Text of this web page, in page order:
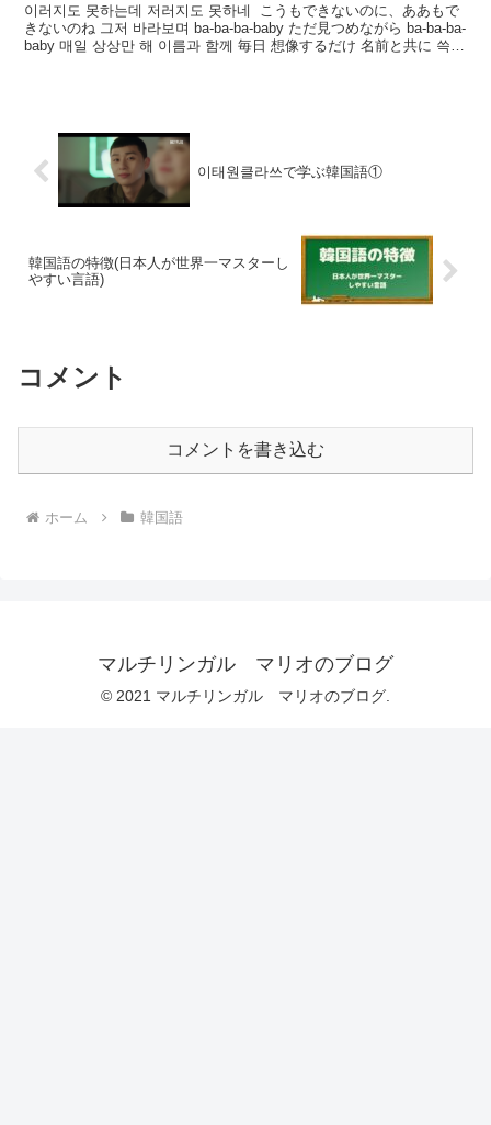
이러지도 못하는데 저러지도 못하네 こうもできないのに、ああもで
きないのね 그저 바라보며 ba-ba-ba-baby ただ見つめながら ba-ba-ba-
baby 매일 상상만 해 이름과 함께 毎日 想像するだけ 名前と共に 쓱
이태원클라쓰で学ぶ韓国語①
韓国語の特徴(日本人が世界一マスターし
やすい言語)
コメント
コメントを書き込む
ホーム 韓国語
マルチリンガル マリオのブログ
© 2021 マルチリンガル マリオのブログ.